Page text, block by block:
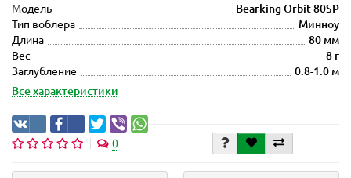
Модель
Bearking Orbit 80SP
Тип воблера
Минноу
Длина
80 мм
Вес
8 г
Заглубление
0.8-1.0 м
Все характеристики
0